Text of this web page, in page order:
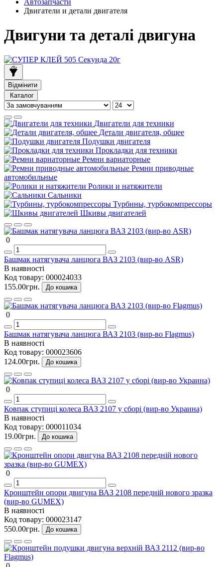
Автозапчасти
Двигатели и детали двигателя
Двигуни та деталі двигуна
Відмінити
Каталог
Двигатели для техники
Детали двигателя, общее
Подушки двигателя
Прокладки для техники
Ремни вариаторные
Ремни приводные
автомобильные
Ролики и натяжители
Сальники
Турбины, турбокомпрессоры
Шкивы двигателей
0
Башмак натягувача ланцюга ВАЗ 2103 (вир-во ASR)
В наявності
Код товару: 000024033
155.00грн.
До кошика
0
Башмак натягувача ланцюга ВАЗ 2103 (вир-во Flagmus)
В наявності
Код товару: 000023606
124.00грн.
До кошика
0
Ковпак ступиці колеса ВАЗ 2107 у сборі (вир-во Украина)
В наявності
Код товару: 000011034
19.00грн.
До кошика
0
Кронштейн опори двигуна ВАЗ 2108 передній нового зразка
(вир-во GUMEX)
В наявності
Код товару: 000023147
550.00грн.
До кошика